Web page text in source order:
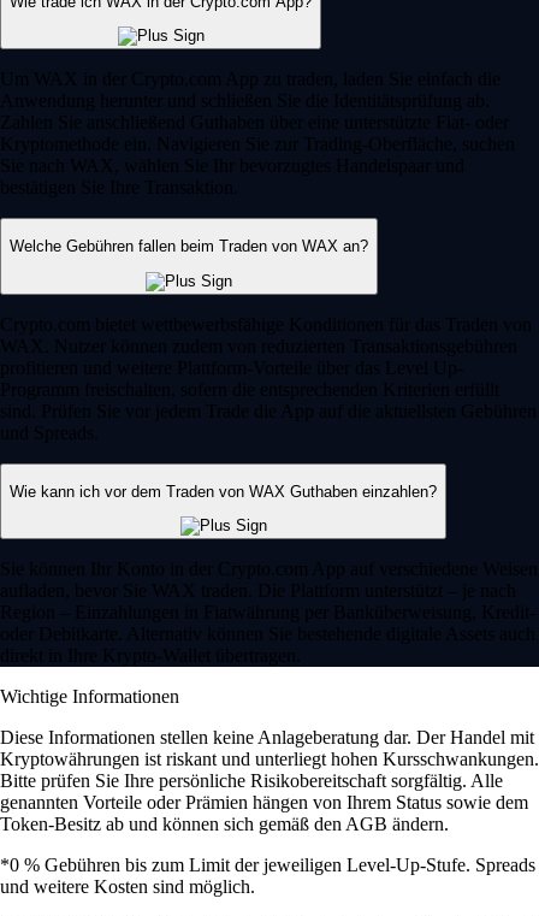
Um WAX in der Crypto.com App zu traden, laden Sie einfach die
Anwendung herunter und schließen Sie die Identitätsprüfung ab.
Zahlen Sie anschließend Guthaben über eine unterstützte Fiat- oder
Kryptomethode ein. Navigieren Sie zur Trading-Oberfläche, suchen
Sie nach WAX, wählen Sie Ihr bevorzugtes Handelspaar und
bestätigen Sie Ihre Transaktion.
Welche Gebühren fallen beim Traden von WAX an?
Crypto.com bietet wettbewerbsfähige Konditionen für das Traden von
WAX. Nutzer können zudem von reduzierten Transaktionsgebühren
profitieren und weitere Plattform-Vorteile über das Level Up-
Programm freischalten, sofern die entsprechenden Kriterien erfüllt
sind. Prüfen Sie vor jedem Trade die App auf die aktuellsten Gebühren
und Spreads.
Wie kann ich vor dem Traden von WAX Guthaben einzahlen?
Sie können Ihr Konto in der Crypto.com App auf verschiedene Weisen
aufladen, bevor Sie WAX traden. Die Plattform unterstützt – je nach
Region – Einzahlungen in Fiatwährung per Banküberweisung, Kredit-
oder Debitkarte. Alternativ können Sie bestehende digitale Assets auch
direkt in Ihre Krypto-Wallet übertragen.
Wichtige Informationen
Diese Informationen stellen keine Anlageberatung dar. Der Handel mit
Kryptowährungen ist riskant und unterliegt hohen Kursschwankungen.
Bitte prüfen Sie Ihre persönliche Risikobereitschaft sorgfältig. Alle
genannten Vorteile oder Prämien hängen von Ihrem Status sowie dem
Token-Besitz ab und können sich gemäß den AGB ändern.
*0 % Gebühren bis zum Limit der jeweiligen Level-Up-Stufe. Spreads
und weitere Kosten sind möglich.